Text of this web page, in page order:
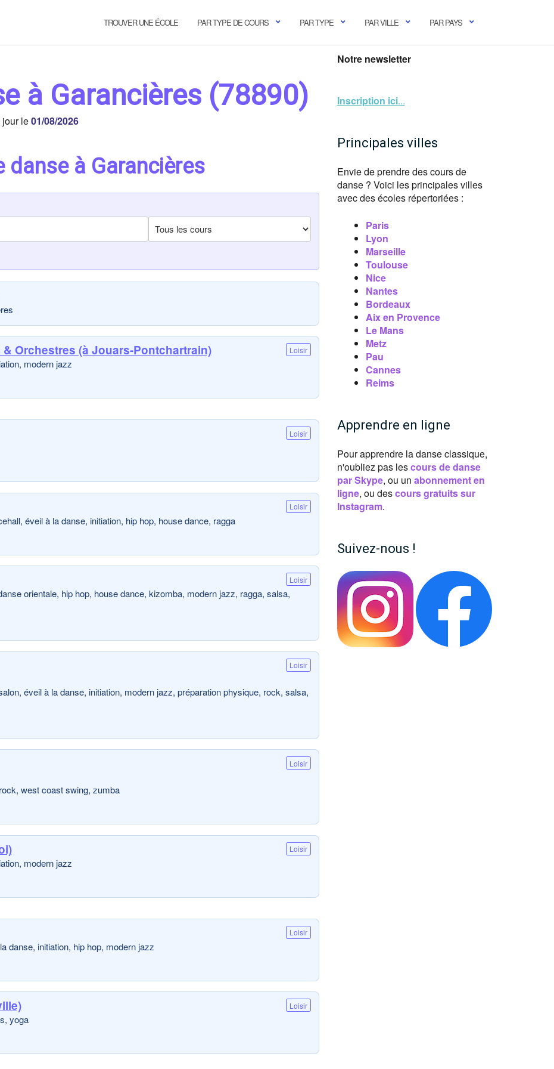
TROUVER UNE ÉCOLE PAR TYPE DE COURS PAR TYPE PAR VILLE PAR PAYS
à Garancières (78890)
le01/08/2026
danse à Garancières
Orchestres (à Jouars-Pontchartrain) Loisir
modern jazz
Loisir
Loisir
éveil à la danse, initiation, hip hop, house dance, ragga
Loisir
orientale, hip hop, house dance, kizomba, modern jazz, ragga, salsa,
Loisir
éveil à la danse, initiation, modern jazz, préparation physique, rock, salsa,
Loisir
west coast swing, zumba
Loisir
modern jazz
Loisir
danse, initiation, hip hop, modern jazz
Loisir
yoga
Notre newsletter
Inscription ici...
Principales villes
Envie de prendre des cours de
danse ? Voici les principales villes
avec des écoles répertoriées :
Paris
Lyon
Marseille
Toulouse
Nice
Nantes
Bordeaux
Aix en Provence
Le Mans
Metz
Pau
Cannes
Reims
Apprendre en ligne
Pour apprendre la danse classique,
n'oubliez pas lescours de danse
par Skype, ou un abonnement en
ligne, ou descours gratuits sur
Instagram.
Suivez-nous !